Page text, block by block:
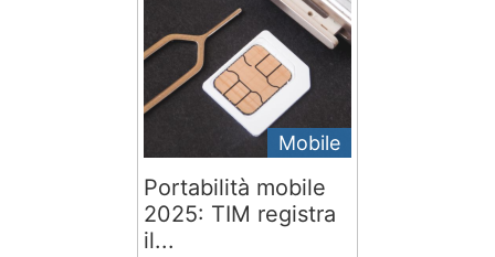
Mobile
Portabilità mobile
2025: TIM registra
il...